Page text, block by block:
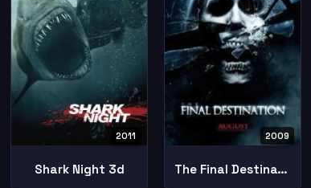
2011
Shark Night 3d
2009
The Final Destination